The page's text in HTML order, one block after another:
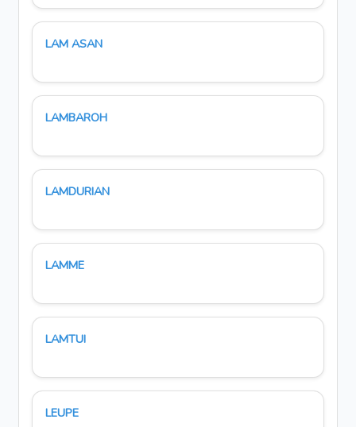
LAM ASAN
LAMBAROH
LAMDURIAN
LAMME
LAMTUI
LEUPE